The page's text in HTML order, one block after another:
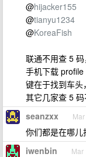
@hijacker155
@tianyu1234
@KoreaFish
联通不用查 5 码
手机下载
键在于找到车
其它几家查 5
seanzxx Mar
你们都是在哪儿
iwenbin Mar